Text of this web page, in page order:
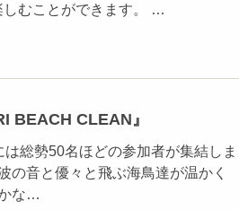
しむことができます。 …
BEACH CLEAN』
総勢50名ほどの参加者が集結しま
の音と優々と飛ぶ海鳥達が温かく
な…